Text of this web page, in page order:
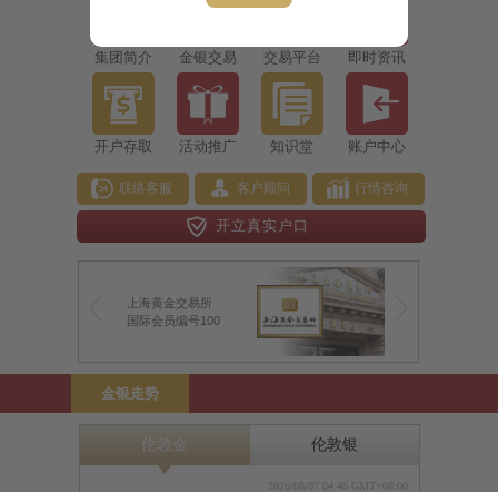
集团简介 金银交易 交易平台 即时资讯
开户存取 活动推广 知识堂 账户中心
联络客服 客户顾问 行情咨询
开立真实户口
上海黄金交易所
国际会员编号100
金银走势